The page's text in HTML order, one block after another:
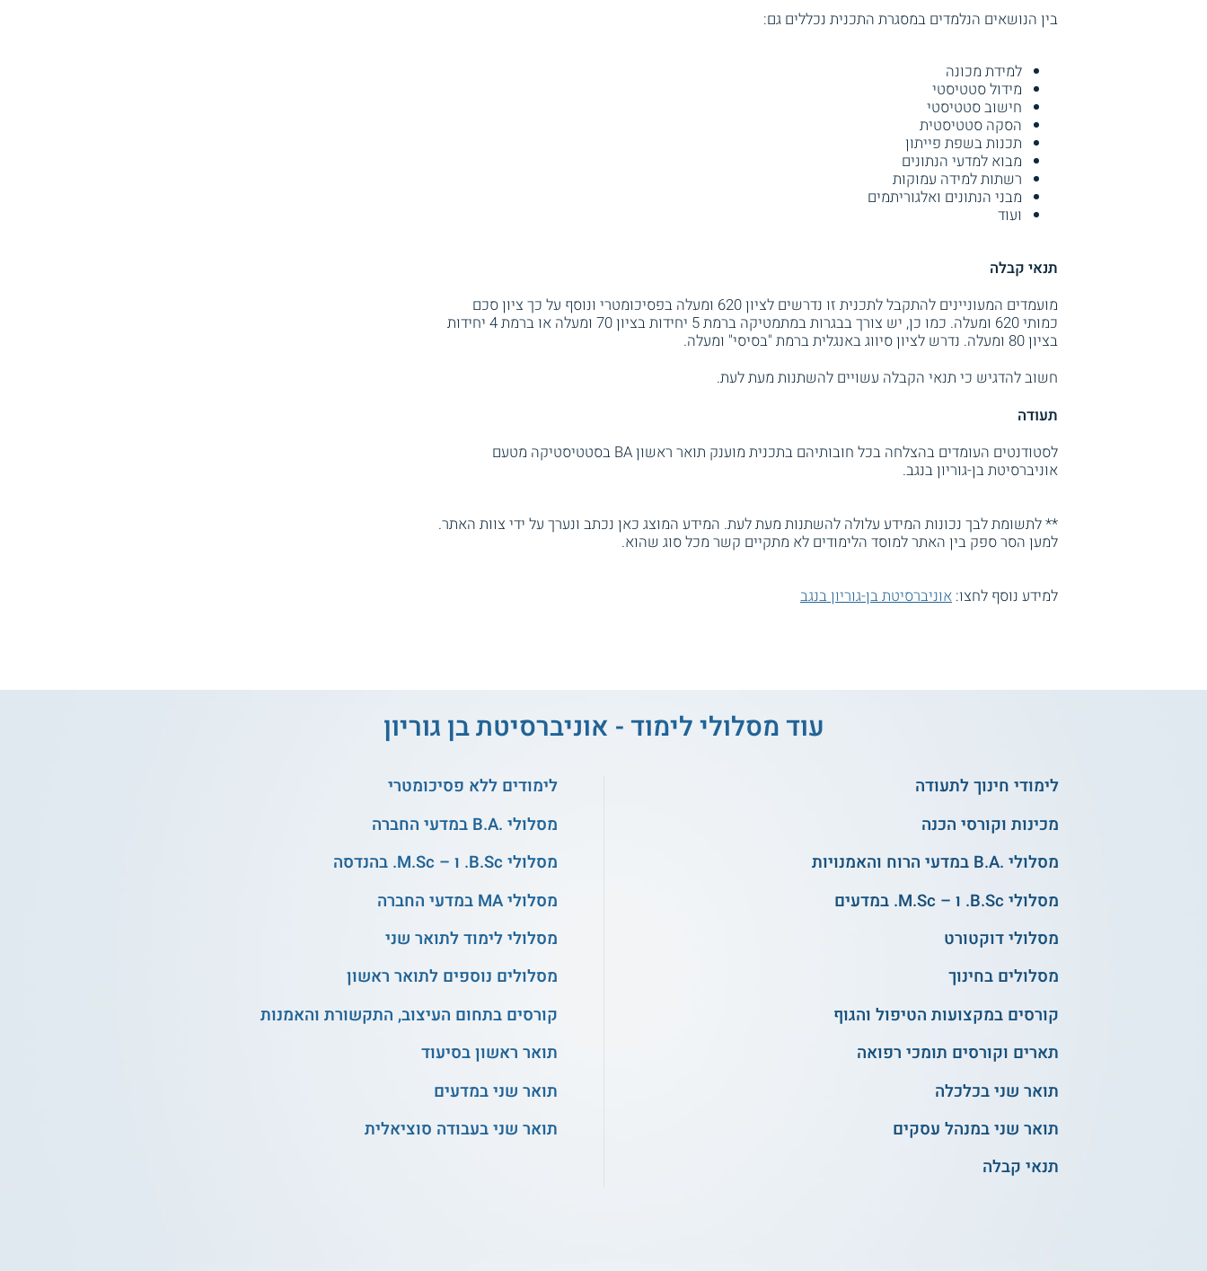
בין הנושאים הנלמדים במסגרת התכנית נכללים גם:
למידת מכונה
מידול סטטיסטי
חישוב סטטיסטי
הסקה סטטיסטית
תכנות בשפת פייתון
מבוא למדעי הנתונים
רשתות למידה עמוקות
מבני הנתונים ואלגוריתמים
ועוד
תנאי קבלה
מועמדים המעוניינים להתקבל לתכנית זו נדרשים לציון 620 ומעלה בפסיכומטרי ונוסף על כך ציון סכם
כמותי 620 ומעלה. כמו כן, יש צורך בבגרות במתמטיקה ברמת 5 יחידות בציון 70 ומעלה או ברמת 4 יחידות
בציון 80 ומעלה. נדרש לציון סיווג באנגלית ברמת "בסיסי" ומעלה.
חשוב להדגיש כי תנאי הקבלה עשויים להשתנות מעת לעת.
תעודה
לסטודנטים העומדים בהצלחה בכל חובותיהם בתכנית מוענק תואר ראשון BA בסטטיסטיקה מטעם
אוניברסיטת בן-גוריון בנגב.
** לתשומת לבך נכונות המידע עלולה להשתנות מעת לעת. המידע המוצג כאן נכתב ונערך על ידי צוות האתר.
למען הסר ספק בין האתר למוסד הלימודים לא מתקיים קשר מכל סוג שהוא.
למידע נוסף לחצו: אוניברסיטת בן-גוריון בנגב
עוד מסלולי לימוד - אוניברסיטת בן גוריון
לימודי חינוך לתעודה
מכינות וקורסי הכנה
מסלולי .B.A במדעי הרוח והאמנויות
מסלולי B.Sc. ו – M.Sc. במדעים
מסלולי דוקטורט
מסלולים בחינוך
קורסים במקצועות הטיפול והגוף
תארים וקורסים תומכי רפואה
תואר שני בכלכלה
תואר שני במנהל עסקים
תנאי קבלה
לימודים ללא פסיכומטרי
מסלולי .B.A במדעי החברה
מסלולי B.Sc. ו – M.Sc. בהנדסה
מסלולי MA במדעי החברה
מסלולי לימוד לתואר שני
מסלולים נוספים לתואר ראשון
קורסים בתחום העיצוב, התקשורת והאמנות
תואר ראשון בסיעוד
תואר שני במדעים
תואר שני בעבודה סוציאלית